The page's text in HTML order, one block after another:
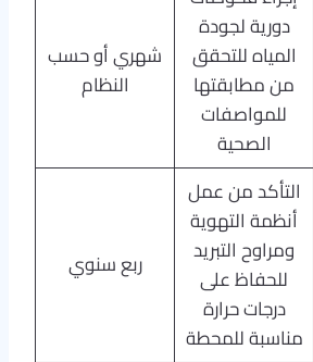
دورية لجودة
المياه للتحقق
من مطابقتها
للمواصفات
الصحية
شهري أو حسب
النظام
التأكد من عمل
أنظمة التهوية
ومراوح التبريد
للحفاظ على
درجات حرارة
مناسبة للمحطة
ربع سنوي